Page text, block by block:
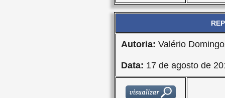
Autoria: Valério
Data: 17 de agosto de